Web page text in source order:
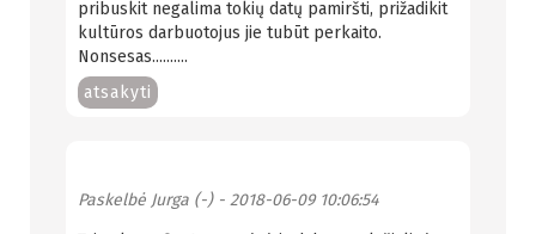
pribuskit negalima tokių datų pamiršti, prižadikit
kultūros darbuotojus jie tubūt perkaito.
Nonsesas..........
atsakyti
Paskelbė Jurga (-)- 2018-06-09 10:06:54